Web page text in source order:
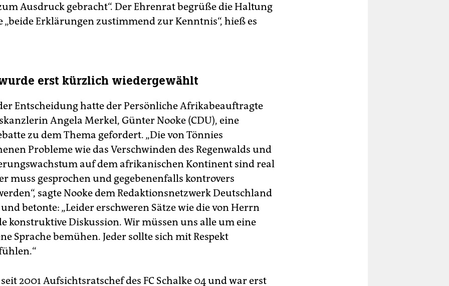
Ausdruck gebracht“. Der Ehrenrat begrüße die Haltung
„beide Erklärungen zustimmend zur Kenntnis“, hieß es
erst kürzlich wiedergewählt
Entscheidung hatte der Persönliche Afrikabeauftragte
Angela Merkel, Günter Nooke (CDU), eine
zu dem Thema gefordert. „Die von Tönnies
Probleme wie das Verschwinden des Regenwalds und
auf dem afrikanischen Kontinent sind real
muss gesprochen und gegebenenfalls kontrovers
sagte Nooke dem Redaktionsnetzwerk Deutschland
betonte: „Leider erschweren Sätze wie die von Herrn
konstruktive Diskussion. Wir müssen uns alle um eine
Sprache bemühen. Jeder sollte sich mit Respekt
2001 Aufsichtsratschef des FC Schalke 04 und war erst